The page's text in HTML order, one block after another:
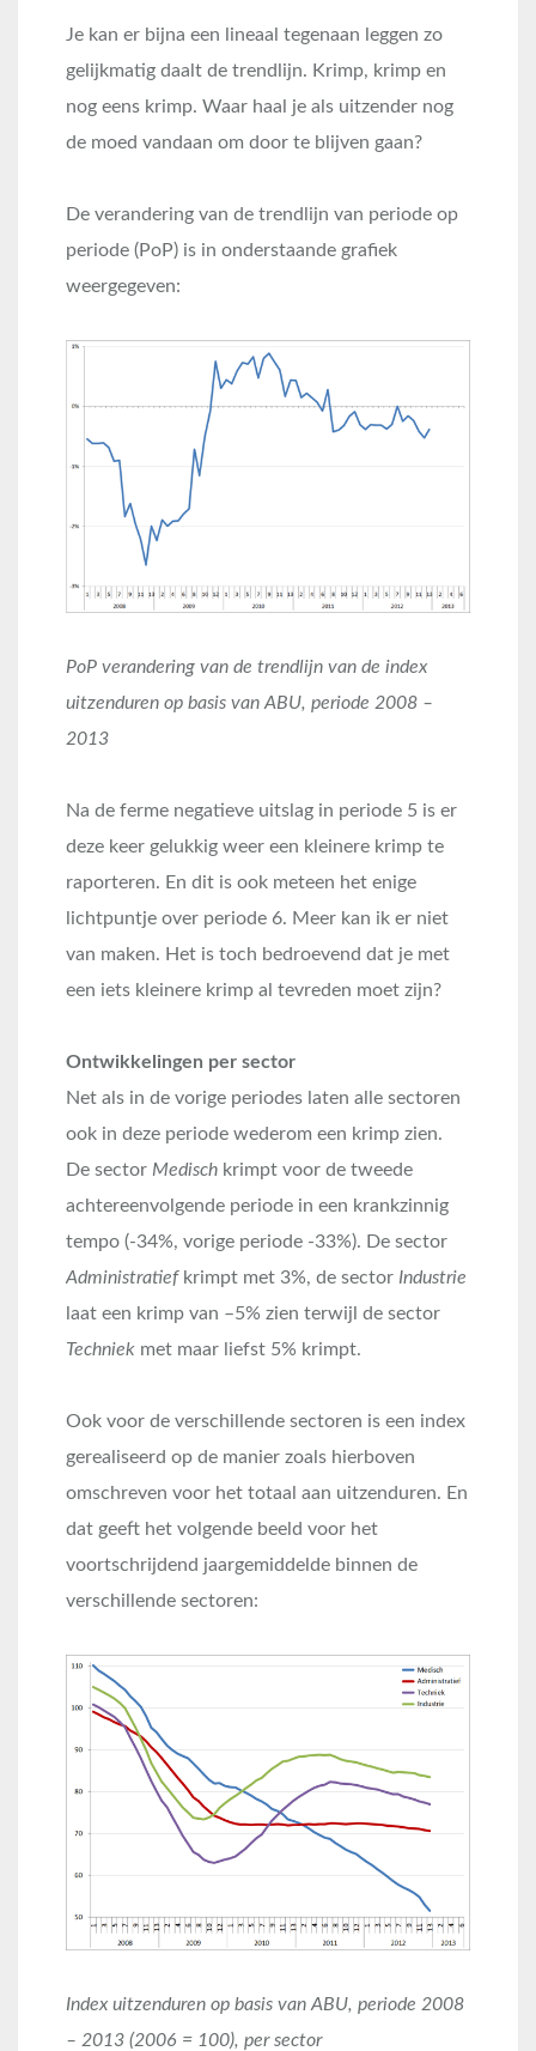
Je kan er bijna een lineaal tegenaan leggen zo
gelijkmatig daalt de trendlijn. Krimp, krimp en
nog eens krimp. Waar haal je als uitzender nog
de moed vandaan om door te blijven gaan?
De verandering van de trendlijn van periode op
periode (PoP) is in onderstaande grafiek
weergegeven:
PoP verandering van de trendlijn van de index
uitzenduren op basis van ABU, periode 2008 –
2013
Na de ferme negatieve uitslag in periode 5 is er
deze keer gelukkig weer een kleinere krimp te
raporteren. En dit is ook meteen het enige
lichtpuntje over periode 6. Meer kan ik er niet
van maken. Het is toch bedroevend dat je met
een iets kleinere krimp al tevreden moet zijn?
Ontwikkelingen per sector
Net als in de vorige periodes laten alle sectoren
ook in deze periode wederom een krimp zien.
De sector Medisch krimpt voor de tweede
achtereenvolgende periode in een krankzinnig
tempo (-34%, vorige periode -33%). De sector
Administratiefkrimpt met 3%, de sector Industrie
laat een krimp van –5% zien terwijl de sector
Techniek met maar liefst 5% krimpt.
Ook voor de verschillende sectoren is een index
gerealiseerd op de manier zoals hierboven
omschreven voor het totaal aan uitzenduren. En
dat geeft het volgende beeld voor het
voortschrijdend jaargemiddelde binnen de
verschillende sectoren:
Index uitzenduren op basis van ABU, periode 2008
– 2013 (2006 = 100), per sector